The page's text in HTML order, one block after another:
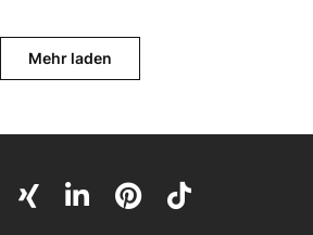
Mehr laden